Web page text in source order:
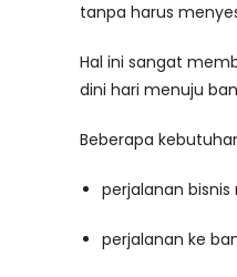
tanpa harus
Hal ini sangat
dini hari menuju
Beberapa
perjalanan
perjalanan ke